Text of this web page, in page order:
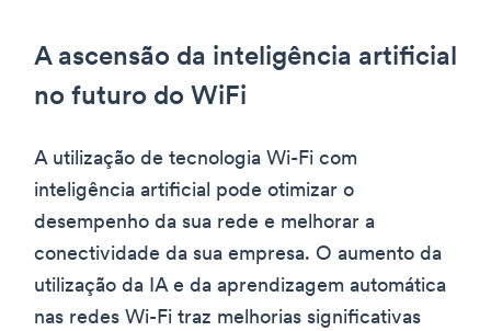
A ascensão da inteligência artificial
no futuro do WiFi
A utilização de tecnologia Wi-Fi com
inteligência artificial pode otimizar o
desempenho da sua rede e melhorar a
conectividade da sua empresa. O aumento da
utilização da IA e da aprendizagem automática
nas redes Wi-Fi traz melhorias significativas